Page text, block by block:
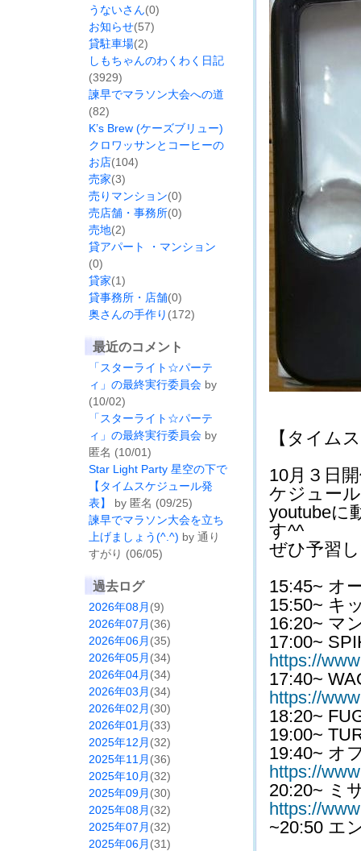
うないさん(0)
お知らせ(57)
貸駐車場(2)
しもちゃんのわくわく日記
(3929)
諫早でマラソン大会への道
(82)
K’s Brew (ケーズブリュー)
クロワッサンとコーヒーの
お店(104)
売家(3)
売りマンション(0)
売店舗・事務所(0)
売地(2)
貸アパート ・マンション
(0)
貸家(1)
貸事務所・店舗(0)
奥さんの手作り (172)
最近のコメント
「スターライト☆パーテ
ィ」の最終実行委員会 by
(10/02)
「スターライト☆パーテ
ィ」の最終実行委員会 by
匿名 (10/01)
Star Light Party 星空の下で
【タイムスケジュール発
表】
by 匿名 (09/25)
諫早でマラソン大会を立ち
上げましょう(^.^) by 通り
すがり (06/05)
過去ログ
2026年08月 (9)
2026年07月 (36)
2026年06月 (35)
2026年05月 (34)
2026年04月 (34)
2026年03月 (34)
2026年02月 (30)
2026年01月 (33)
2025年12月 (32)
2025年11月 (36)
2025年10月 (32)
2025年09月 (30)
2025年08月 (32)
2025年07月 (32)
2025年06月 (31)
【タイム
10月３日
ケジュー
youtubeに
す^^
ぜひ予習
15:45~ オ
15:50~ キ
16:20~ マ
17:00~
https://
17:40~
https://
18:20~
19:00~
19:40~ オ
https://
20:20~ ミ
https://
~20:50 エ